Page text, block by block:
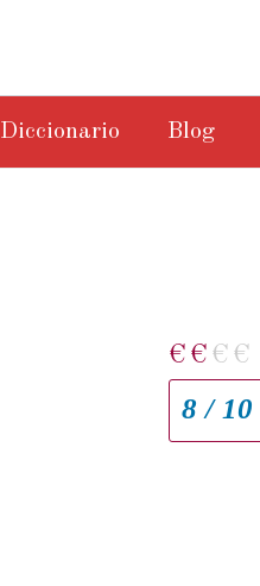
Diccionario Blog
€ € € €
8 / 10